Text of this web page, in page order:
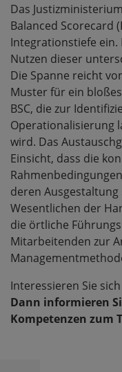
Das
Balanced Scorecard
Integrationstiefe ein.
Nutzen dieser
Die Spanne reicht
Muster für ein
BSC, die zur
Operationalisierung
wird. Das
Einsicht, dass die
deren
Wesentlichen der
die örtliche
Mitarbeitenden zur
Interessieren Sie
Dann informieren
Kompetenzen zum